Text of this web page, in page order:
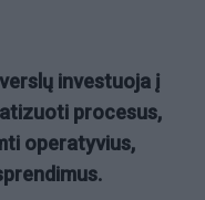
investuoja į
procesus,
operatyvius,